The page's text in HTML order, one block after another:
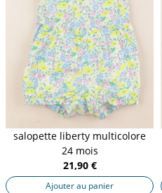
salopette liberty multicolore
24 mois
21,90 €
Ajouter au panier